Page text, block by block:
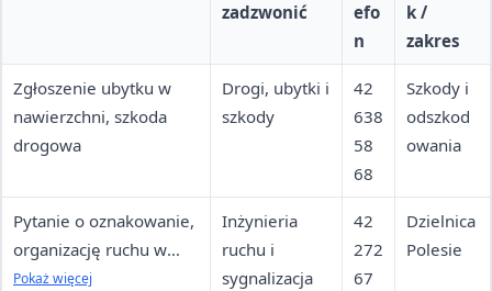
zadzwonić
efo
n
k /
zakres
Zgłoszenie ubytku w
nawierzchni, szkoda
drogowa
Drogi, ubytki i
szkody
42
638
58
68
Szkody i
odszkod
owania
Pytanie o oznakowanie,
organizację ruchu w
dzielnicy Polesie
Pokaż więcej
Inżynieria
ruchu i
sygnalizacja
42
272
67
Dzielnica
Polesie